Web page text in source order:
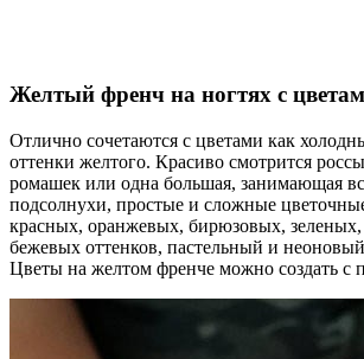
Желтый френч на ногтях с
Отлично сочетаются с цветами как
оттенки желтого. Красиво смотрится
ромашек или одна большая, занимающая
подсолнухи, простые и сложные
красных, оранжевых, бирюзовых,
бежевых оттенков, пастельный и
Цветы на желтом френче можно создать с